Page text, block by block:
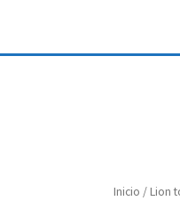
Inicio /Lion
Brocha